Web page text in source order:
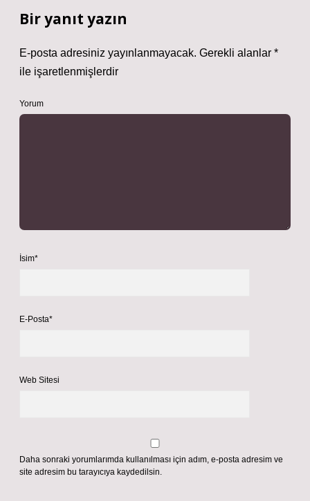
Bir yanıt yazın
E-posta adresiniz yayınlanmayacak. Gerekli alanlar *
ile işaretlenmişlerdir
Yorum
İsim*
E-Posta*
Web Sitesi
Daha sonraki yorumlarımda kullanılması için adım, e-posta adresim ve
site adresim bu tarayıcıya kaydedilsin.